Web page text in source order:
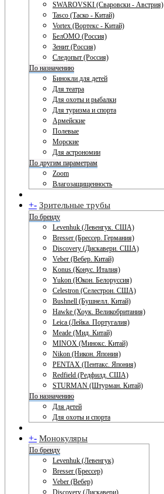
SWAROVSKI (Сваровски - Австрия)
Tasco (Таско - Китай)
Vortex (Вортекс - Китай)
БелОМО (Россия)
Зенит (Россия)
Следопыт (Россия)
По назначению
Бинокли для детей
Для театра
Для охоты и рыбалки
Для туризма и спорта
Армейские
Полевые
Морские
Для астрономии
По другим параметрам
Zoom
Влагозащищенность
+- Зрительные трубы
По бренду
Levenhuk (Левенгук. США)
Bresser (Брессер. Германия)
Discovery (Дискавери. США)
Veber (Вебер. Китай)
Konus (Конус. Италия)
Yukon (Юкон. Белоруссия)
Celestron (Селестрон. США)
Bushnell (Бушнелл. Китай)
Hawke (Хоук. Великобритания)
Leica (Лейка. Португалия)
Meade (Мид. Китай)
MINOX (Минокс. Китай)
Nikon (Никон. Япония)
PENTAX (Пентакс. Япония)
Redfield (Редфилд. США)
STURMAN (Штурман. Китай)
По назначению
Для детей
Для охоты и спорта
+- Монокуляры
По бренду
Levenhuk (Левенгук)
Bresser (Брессер)
Veber (Вебер)
Discovery (Дискавери)